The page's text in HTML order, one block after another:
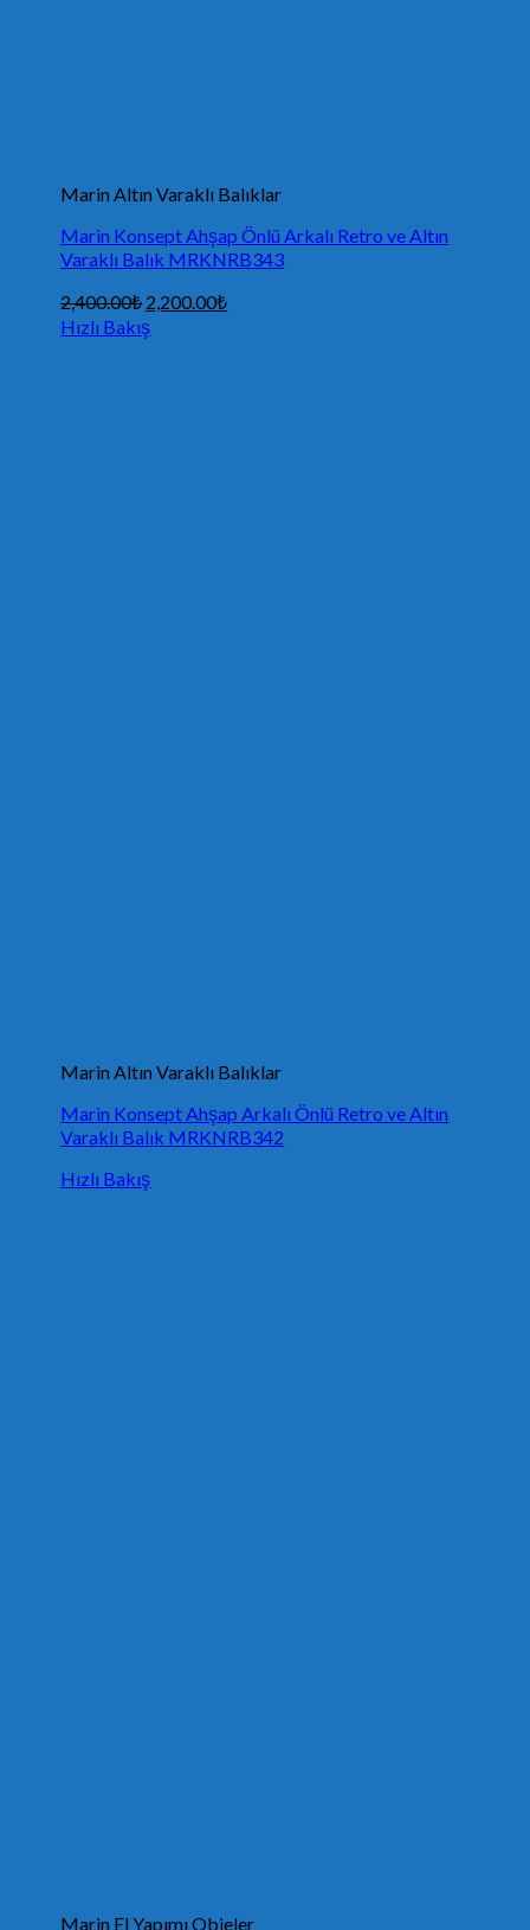
Marin Altın Varaklı Balıklar
Marin Konsept Ahşap Önlü Arkalı Retro ve Altın
Varaklı Balık MRKNRB343
2,400.00₺ 2,200.00₺
Hızlı Bakış
Marin Altın Varaklı Balıklar
Marin Konsept Ahşap Arkalı Önlü Retro ve Altın
Varaklı Balık MRKNRB342
Hızlı Bakış
Marin El Yapımı Objeler